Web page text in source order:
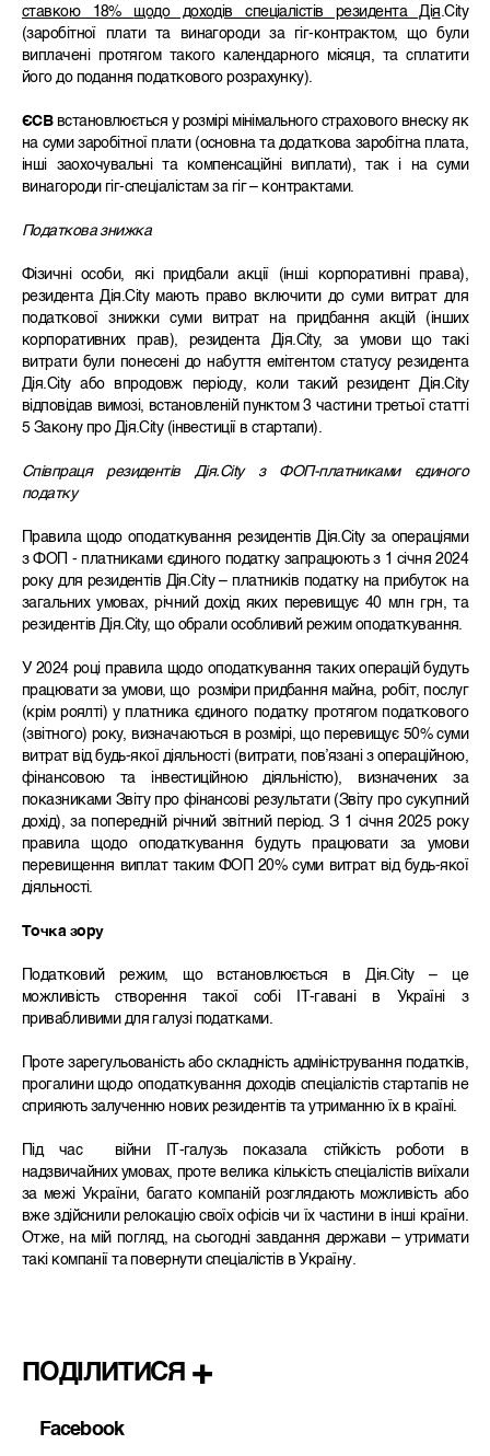
ставкою18% щодо доходів спеціалістів резидента Дія.City
(заробітної плати та винагороди за гіг-контрактом, що були
виплачені протягом такого календарного місяця, та сплатити
його до подання податкового розрахунку).
ЄСВ встановлюється у розмірі мінімального страхового внеску як
на суми заробітної плати (основна та додаткова заробітна плата,
інші заохочувальні та компенсаційні виплати), так і на суми
винагороди гіг-спеціалістам за гіг – контрактами.
Податкова знижка
Фізичні особи, які придбали акції (інші корпоративні права),
резидента Дія.City мають право включити до суми витрат для
податкової знижки суми витрат на придбання акцій (інших
корпоративних прав), резидента Дія.City, за умови що такі
витрати були понесені до набуття емітентом статусу резидента
Дія.City або впродовж періоду, коли такий резидент Дія.City
відповідав вимозі, встановленій пунктом 3 частини третьої статті
5 Закону про Дія.City (інвестиції в стартапи).
Співпраця резидентів Дія.Cityз ФОП-платниками єдиного
податку
Правила щодо оподаткування резидентів Дія.City за операціями
з ФОП - платниками єдиного податку запрацюють з 1 січня 2024
року для резидентів Дія.City – платників податку на прибуток на
загальних умовах, річний дохід яких перевищує 40 млн грн, та
резидентів Дія.City, що обрали особливий режим оподаткування.
У 2024 році правила щодо оподаткування таких операцій будуть
працювати за умови, що розміри придбання майна, робіт, послуг
(крім роялті) у платника єдиного податку протягом податкового
(звітного) року, визначаються в розмірі, що перевищує 50% суми
витрат від будь-якої діяльності (витрати, пов’язані з операційною,
фінансовою та інвестиційною діяльністю), визначених за
показниками Звіту про фінансові результати (Звіту про сукупний
дохід), за попередній річний звітний період. З 1 січня 2025 року
правила щодо оподаткування будуть працювати за умови
перевищення виплат таким ФОП 20% суми витрат від будь-якої
діяльності.
Точка зору
Податковий режим, що встановлюється в Дія.City – це
можливість створення такої собі ІТ-гавані в Україні з
привабливими для галузі податками.
Проте зарегульованість або складність адміністрування податків,
прогалини щодо оподаткування доходів спеціалістів стартапів не
сприяють залученню нових резидентів та утриманню їх в країні.
Під час війни ІТ-галузь показала стійкість роботи в
надзвичайних умовах, проте велика кількість спеціалістів виїхали
за межі України, багато компаній розглядають можливість або
вже здійснили релокацію своїх офісів чи їх частини в інші країни.
Отже, на мій погляд, на сьогодні завдання держави – утримати
такі компанії та повернути спеціалістів в Україну.
ПОДІЛИТИСЯ
Facebook